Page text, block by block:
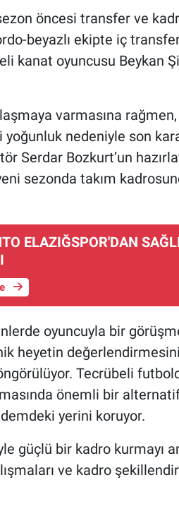
öncesi transfer ve
beyazlı ekipte iç
kanat oyuncusu Beykan
varmasına rağmen,
yoğunluk nedeniyle son
Serdar Bozkurt’un
sezonda takım
ELAZIĞSPOR'DAN
oyuncuyla bir
heyetin
Tecrübeli
önemli bir
yerini koruyor.
güçlü bir kadro kurmayı
ve kadro